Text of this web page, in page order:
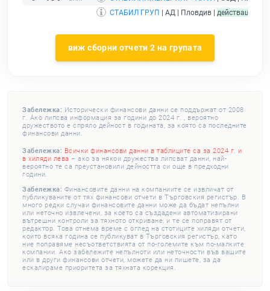
СТАБИЛ ГРУП
| АД | Пловдив | действащ
виж сборни отчети 2 на групата
Забележка: Исторически финансови данни се поддържат от 2008
г. Ако липсва информация за години до 2024 г. , вероятно
дружеството е спряло дейност в годината, за която са последните
финансови данни.
Забележка: Всички финансови данни в таблиците са за 2024 г. и
в хиляди лева – ако за някои дружества липсват данни, най-
вероятно те са преустановили дейността си още в предходни
години.
Забележка: Финансовите данни на компаниите се извличат от
публикуваните от тях финансови отчети в Търговския регистър. В
много редки случаи финансовите данни може да бъдат непълни
или неточно извлечени, за което са създадени автоматизирани
вътрешни контроли за тяхното откриване, и те се поправят от
редактор. Това отнема време с оглед на стотиците хиляди отчети,
които всяка година се публикуват в Търговския регистър, като
ние поправяме несъответствията от по-големите към по-малките
компании. Ако забележите непълноти или неточности във вашите
или в други финансови отчети, можете да ни пишете, за да
ескалираме приоритета за тяхната корекция.